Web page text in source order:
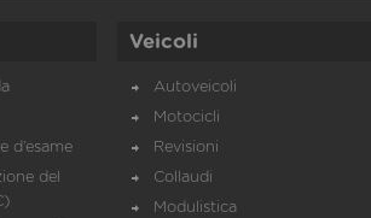
d’esame
del
Veicoli
Autoveicoli
Motocicli
Revisioni
Collaudi
Modulistica